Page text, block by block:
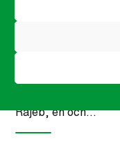
Mozeh Fraihat har
Amman för att
hon är ivrig att
Rajeb, en och…